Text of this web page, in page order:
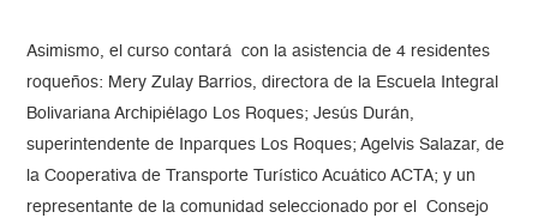
Asimismo, el curso contará con la asistencia de 4 residentes
roqueños: Mery Zulay Barrios, directora de la Escuela Integral
Bolivariana Archipiélago Los Roques; Jesús Durán,
superintendente de Inparques Los Roques; Agelvis Salazar, de
la Cooperativa de Transporte Turístico Acuático ACTA; y un
representante de la comunidad seleccionado por el Consejo